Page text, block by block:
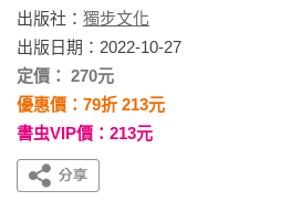
出版社： 獨步文化
出版日期：2022-10-27
定價： 270元
優惠價：79折 213元
書虫VIP價：213元